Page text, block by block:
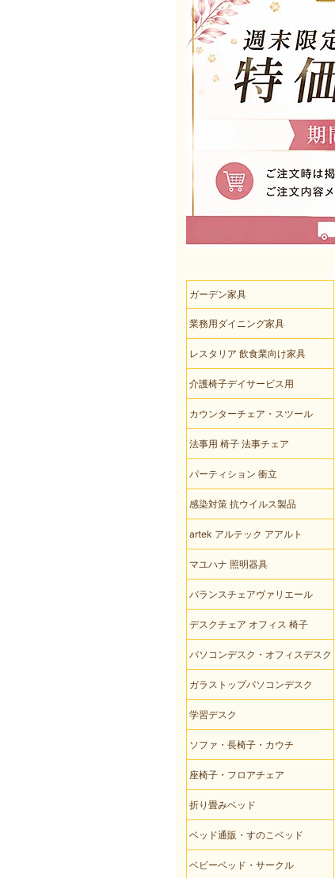
ガーデン家具
業務用ダイニング家具
レスタリア 飲食業向け家具
介護椅子デイサービス用
カウンターチェア・スツール
法事用 椅子 法事チェア
パーティション 衝立
感染対策 抗ウイルス製品
artek アルテック アアルト
マユハナ 照明器具
バランスチェアヴァリエール
デスクチェア オフィス 椅子
パソコンデスク・オフィスデスク
ガラストップパソコンデスク
学習デスク
ソファ・長椅子・カウチ
座椅子・フロアチェア
折り畳みベッド
ベッド通販・すのこベッド
ベビーベッド・サークル